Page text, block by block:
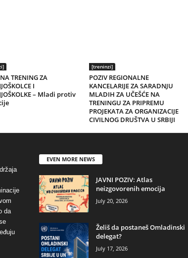
TRENING ZA
I
– Mladi protiv
[treninzi]
POZIV REGIONALNE
KANCELARIJE ZA SARADNJU
MLADIH ZA UČEŠĆE NA
TRENINGU ZA PRIPREMU
PROJEKATA ZA ORGANIZACIJE
CIVILNOG DRUŠTVA U SRBIJI
da
EVEN MORE NEWS
JAVNI POZIV: Atlas
neizgovorenih emocija
July 20, 2026
Želiš da postaneš Omladinski
delegat?
July 17, 2026